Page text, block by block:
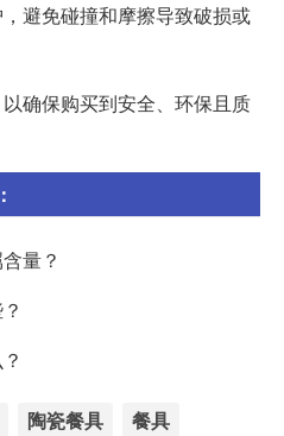
避免碰撞和摩擦导致破损或
确保购买到安全、环保且质
量？
陶瓷餐具 餐具